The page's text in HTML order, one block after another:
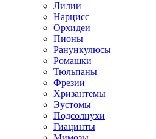
Лилии
Нарцисс
Орхидеи
Пионы
Ранункулюсы
Ромашки
Тюльпаны
Фрезии
Хризантемы
Эустомы
Подсолнухи
Гиацинты